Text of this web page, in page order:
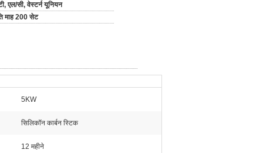
एल/सी, वेस्टर्न यूनियन
माह 200 सेट
5KW
सिलिकॉन कार्बन स्टिक
12 महीने